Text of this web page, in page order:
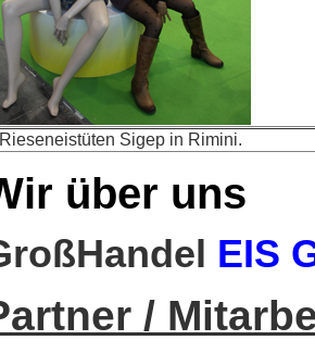
Rieseneistüten Sigep in Rimini.
über uns
EIS
/